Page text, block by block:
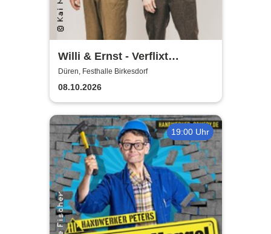
Willi & Ernst - Verflixt
nochemol
Düren, Festhalle Birkesdorf
08.10.2026
19:00 Uhr